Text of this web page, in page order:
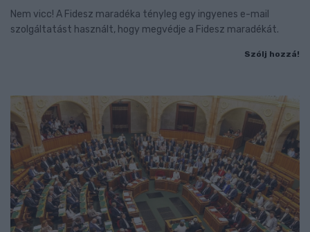
Nem vicc! A Fidesz maradéka tényleg egy ingyenes e-mail
szolgáltatást használt, hogy megvédje a Fidesz maradékát.
Szólj hozzá!